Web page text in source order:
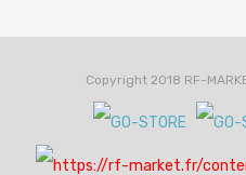
Copyright 2018 RF-